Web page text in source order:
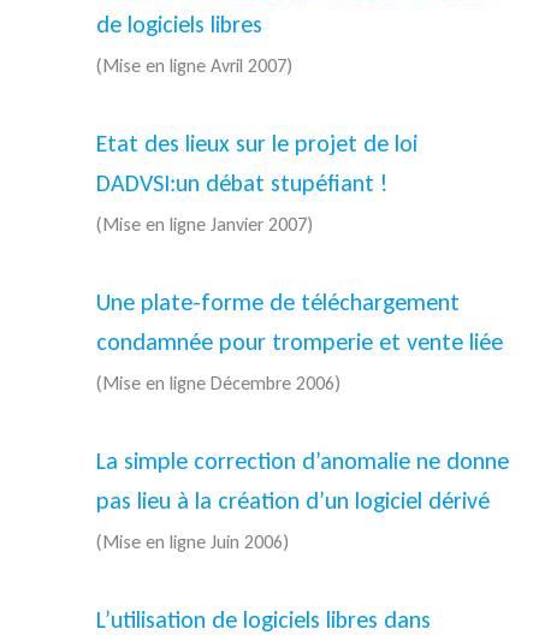
de logiciels libres
(Mise en ligne Avril 2007)
Etat des lieux sur le projet de loi
DADVSI:un débat stupéfiant !
(Mise en ligne Janvier 2007)
Une plate-forme de téléchargement
condamnée pour tromperie et vente liée
(Mise en ligne Décembre 2006)
La simple correction d’anomalie ne donne
pas lieu à la création d’un logiciel dérivé
(Mise en ligne Juin 2006)
L’utilisation de logiciels libres dans